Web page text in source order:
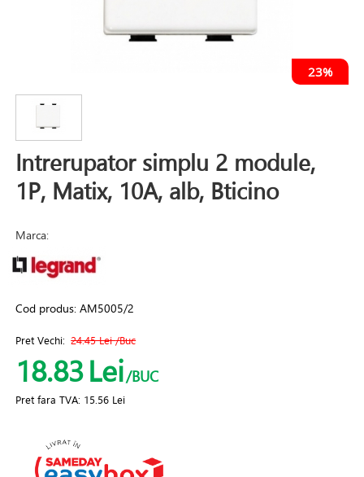
23%
Intrerupator simplu 2 module,
1P, Matix, 10A, alb, Bticino
Marca:
Cod produs:AM5005/2
Pret Vechi: 24.45 Lei/Buc
18.83Lei/BUC
Pret fara TVA: 15.56 Lei